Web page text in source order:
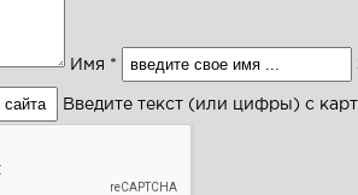
Имя *
Введите текст (или цифры) с